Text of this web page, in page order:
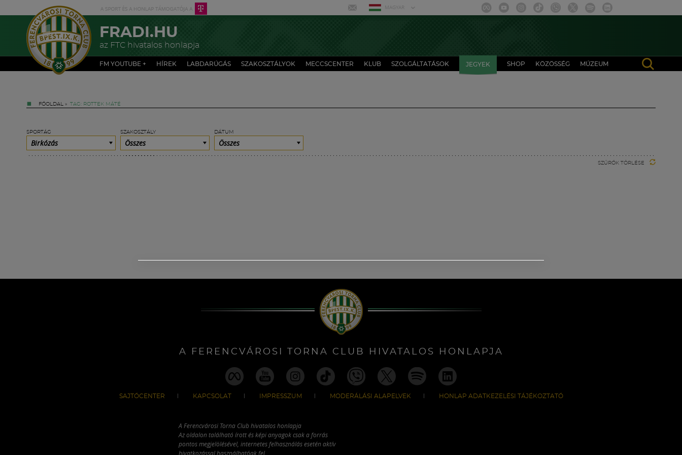
MAGYAR
FRADI.HU
az FTC hivatalos honlapja
FM YOUTUBE + HÍREK LABDARÚGÁS SZAKOSZTÁLYOK MECCSCENTER KLUB SZOLGÁLTATÁSOK JEGYEK SHOP KÖZÖSSÉG MÚZEUM
FŐOLDAL » TAG: ROTTEK MÁTÉ
SPORTÁG
Birkózás
SZAKOSZTÁLY
Összes
DÁTUM
Összes
SZŰRŐK TÖRLÉSE
A FERENCVÁROSI TORNA CLUB HIVATALOS HONLAPJA
SAJTÓCENTER KAPCSOLAT IMPRESSZUM MODERÁLÁSI ALAPELVEK HONLAP ADATKEZELÉSI TÁJÉKOZTATÓ
A Ferencvárosi Torna Club hivatalos honlapja
Az oldalon található írott és képi anyagok csak a forrás
pontos megjelölésével, internetes felhasználás esetén aktív
hivatkozással használhatóak fel.